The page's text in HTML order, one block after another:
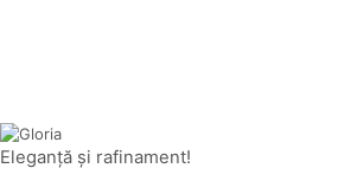
Eleganţă şi rafinament!